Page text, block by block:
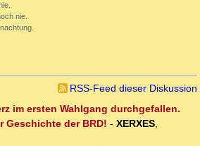
nie.
RSS-Feed dieser Diskussion
im ersten Wahlgang durchgefallen.
Geschichte der BRD! - XERXES,